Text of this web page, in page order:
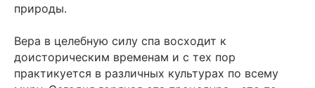
природы.
Вера в целебную силу спа восходит к
доисторическим временам и с тех пор
практикуется в различных культурах по всему